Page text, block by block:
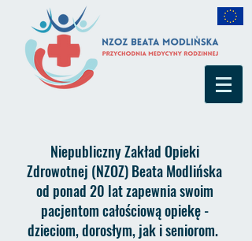
Niepubliczny Zakład Opieki
Zdrowotnej (NZOZ) Beata Modlińska
od ponad 20 lat zapewnia swoim
pacjentom całościową opiekę -
dzieciom, dorosłym, jak i seniorom.